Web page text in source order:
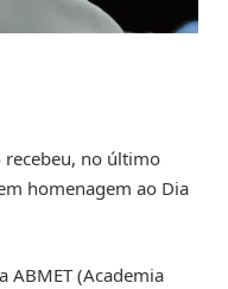
recebeu, no último
homenagem ao Dia
ABMET (Academia